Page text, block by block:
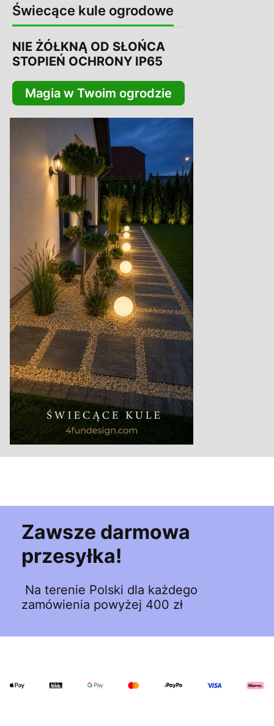
Świecące kule ogrodowe
NIE ŻÓŁKNĄ OD SŁOŃCA
STOPIEŃ OCHRONY IP65
Magia w Twoim ogrodzie
Zawsze darmowa
przesyłka!
Na terenie Polski dla każdego
zamówienia powyżej 400 zł